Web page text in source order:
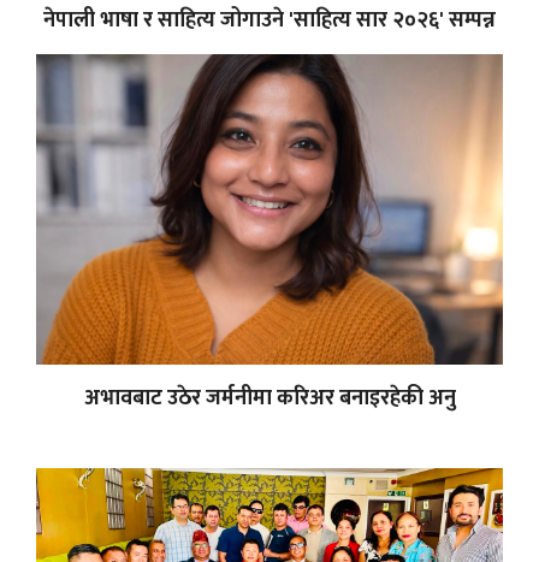
नेपाली भाषा र साहित्य जोगाउने 'साहित्य सार २०२६' सम्पन्न
अभावबाट उठेर जर्मनीमा करिअर बनाइरहेकी अनु